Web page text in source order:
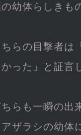
幼体らしきも
ちらの目撃者は
かった」と証言
ちらも一瞬の出
アザラシの幼